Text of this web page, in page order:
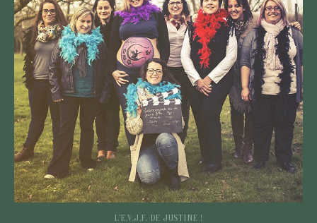
L'E.V.J.F. DE JUSTINE !